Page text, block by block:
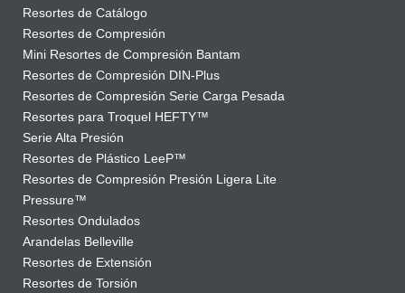
Resortes de Catálogo
Resortes de Compresión
Mini Resortes de Compresión Bantam
Resortes de Compresión DIN-Plus
Resortes de Compresión Serie Carga Pesada
Resortes para Troquel HEFTY™
Serie Alta Presión
Resortes de Plástico LeeP™
Resortes de Compresión Presión Ligera Lite
Pressure™
Resortes Ondulados
Arandelas Belleville
Resortes de Extensión
Resortes de Torsión